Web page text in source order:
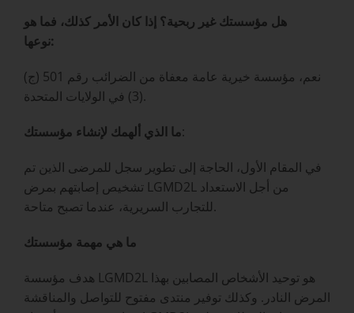
هل مؤسستك غير ربحية؟ إذا كان الأمر كذلك، فما هو
نوعها:
نعم، مؤسسة خيرية عامة معفاة من الضرائب رقم 501 (ج)
(3) في الولايات المتحدة.
ما الذي ألهمك لإنشاء مؤسستك:
في المقام الأول، الحاجة إلى تطوير سجل للمرضى الذين تم
تشخيص إصابتهم بمرض LGMD2L من أجل الاستعداد
للتجارب السريرية، عندما تصبح متاحة.
هدف مؤسسة LGMD2L هو توحيد الأشخاص المصابين بهذا
المرض النادر. وكذلك توفير منتدى مفتوح للتواصل والمناقشة